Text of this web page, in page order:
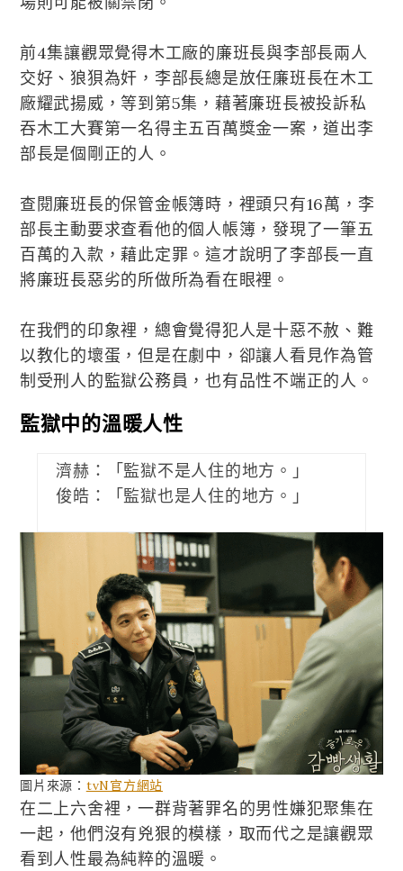
前4集讓觀眾覺得木工廠的廉班長與李部長兩人
交好、狼狽為奸，李部長總是放任廉班長在木工
廠耀武揚威，等到第5集，藉著廉班長被投訴私
吞木工大賽第一名得主五百萬獎金一案，道出李
部長是個剛正的人。
查閱廉班長的保管金帳簿時，裡頭只有16萬，李
部長主動要求查看他的個人帳簿，發現了一筆五
百萬的入款，藉此定罪。這才說明了李部長一直
將廉班長惡劣的所做所為看在眼裡。
在我們的印象裡，總會覺得犯人是十惡不赦、難
以教化的壞蛋，但是在劇中，卻讓人看見作為管
制受刑人的監獄公務員，也有品性不端正的人。
監獄中的溫暖人性
濟赫：「監獄不是人住的地方。」
俊皓：「監獄也是人住的地方。」
圖片來源： tvN官方網站
在二上六舍裡，一群背著罪名的男性嫌犯聚集在
一起，他們沒有兇狠的模樣，取而代之是讓觀眾
看到人性最為純粹的溫暖。